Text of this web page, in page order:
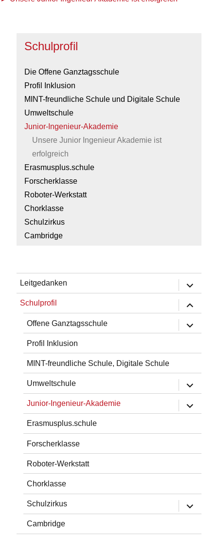
Schulprofil
Die Offene Ganztagsschule
Profil Inklusion
MINT-freundliche Schule und Digitale Schule
Umweltschule
Junior-Ingenieur-Akademie
Unsere Junior Ingenieur Akademie ist
erfolgreich
Erasmusplus.schule
Forscherklasse
Roboter-Werkstatt
Chorklasse
Schulzirkus
Cambridge
Leitgedanken
öffnen
Schulprofil
öffnen
Offene Ganztagsschule
öffnen
Profil Inklusion
MINT-freundliche Schule, Digitale Schule
Umweltschule
öffnen
Junior-Ingenieur-Akademie
öffnen
Erasmusplus.schule
Forscherklasse
Roboter-Werkstatt
Chorklasse
Schulzirkus
öffnen
Cambridge